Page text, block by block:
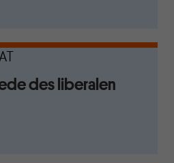
des liberalen